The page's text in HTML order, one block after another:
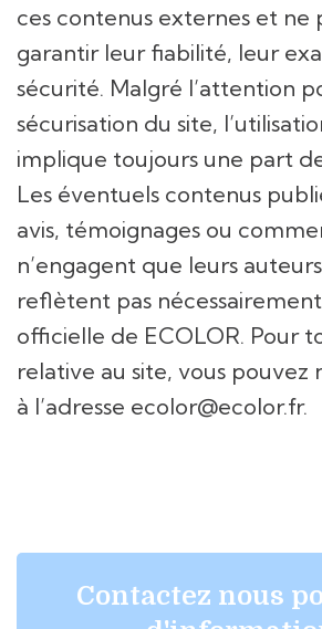
ces contenus externes et ne
garantir leur fiabilité, leur
sécurité. Malgré l’attention
sécurisation du site,
implique toujours une part
Les éventuels contenus
avis, témoignages ou
n’engagent que leurs
reflètent pas
officielle de ECOLOR. Pour
relative au site, vous pouvez
à l’adresse ecolor@ecolor.fr.
Contactez nous